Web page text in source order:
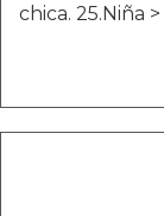
chica. 25.Niña